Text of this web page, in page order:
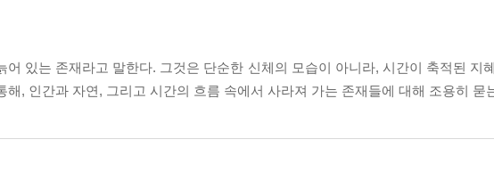
어 있는 존재라고 말한다. 그것은 단순한 신체의 모습이 아니라, 시간이 축적된 지
해, 인간과 자연, 그리고 시간의 흐름 속에서 사라져 가는 존재들에 대해 조용히 묻